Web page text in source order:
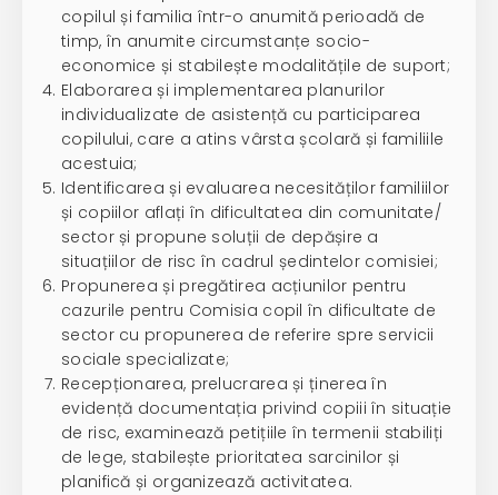
copilul și familia într-o anumită perioadă de
timp, în anumite circumstanțe socio-
economice și stabilește modalitățile de suport;
Elaborarea și implementarea planurilor
individualizate de asistență cu participarea
copilului, care a atins vârsta școlară și familiile
acestuia;
Identificarea și evaluarea necesităților familiilor
și copiilor aflați în dificultatea din comunitate/
sector și propune soluții de depășire a
situațiilor de risc în cadrul ședintelor comisiei;
Propunerea și pregătirea acțiunilor pentru
cazurile pentru Comisia copil în dificultate de
sector cu propunerea de referire spre servicii
sociale specializate;
Recepționarea, prelucrarea și ținerea în
evidență documentația privind copiii în situație
de risc, examinează petițiile în termenii stabiliți
de lege, stabilește prioritatea sarcinilor și
planifică și organizează activitatea.